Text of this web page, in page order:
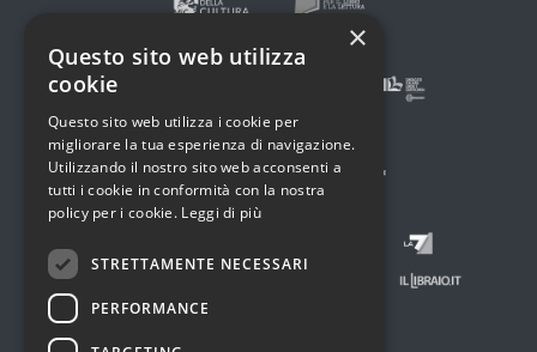
×
Questo sito web utilizza
cookie
Questo sito web utilizza i cookie per
migliorare la tua esperienza di navigazione.
Utilizzando il nostro sito web acconsenti a
tutti i cookie in conformità con la nostra
policy per i cookie. Leggi di più
STRETTAMENTE NECESSARI
PERFORMANCE